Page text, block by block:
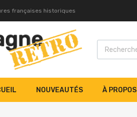
françaises historiques
NOUVEAUTÉS À PROPOS